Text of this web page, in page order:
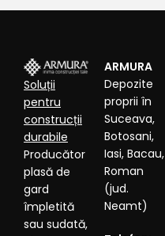
Soluții
pentru
construcții
durabile
Producător
plasă de
gard
împletită
sau sudată,
ARMURA
Depozite
proprii în
Suceava,
Botosani,
Iasi, Bacau,
Roman
(jud.
Neamt)